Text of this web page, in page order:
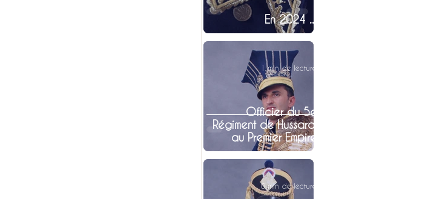
En 2024 ...
Officier du 5e
Régiment de Hussard,
au Premier Empire
1 min de lecture
0 min de lecture